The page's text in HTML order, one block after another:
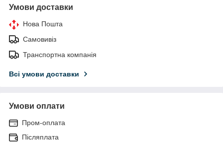
Умови доставки
Нова Пошта
Самовивіз
Транспортна компанія
Всі умови доставки
Умови оплати
Пром-оплата
Післяплата